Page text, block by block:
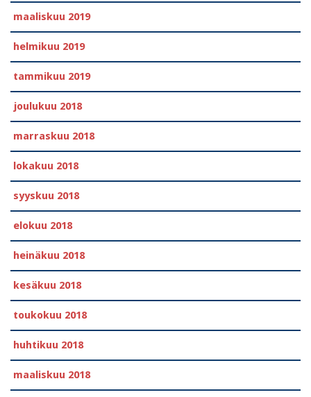
maaliskuu 2019
helmikuu 2019
tammikuu 2019
joulukuu 2018
marraskuu 2018
lokakuu 2018
syyskuu 2018
elokuu 2018
heinäkuu 2018
kesäkuu 2018
toukokuu 2018
huhtikuu 2018
maaliskuu 2018